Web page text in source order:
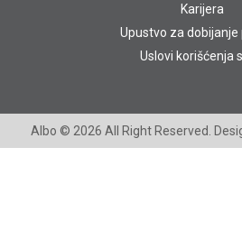
Karijera
Upustvo za dobijanje
Uslovi korišćenja
Albo © 2026 All Right Reserved.